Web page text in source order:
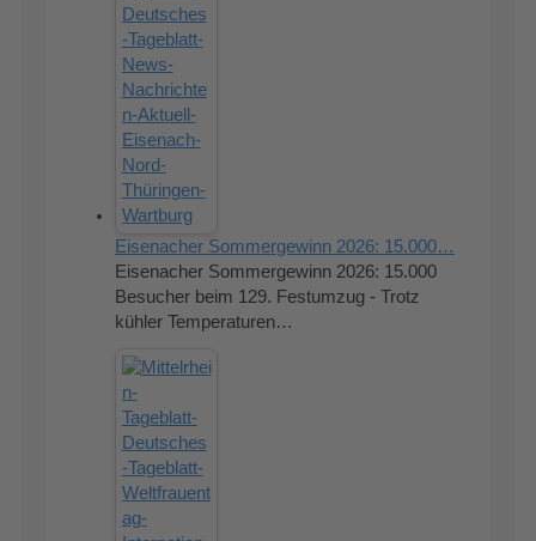
Eisenacher Sommergewinn 2026: 15.000…
Eisenacher Sommergewinn 2026: 15.000
Besucher beim 129. Festumzug - Trotz
kühler Temperaturen…